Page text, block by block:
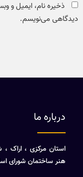
ذخیره نام، ایمیل و
دیدگاهی می‌نویسم.
درباره ما
استان مرکزی ، اراک ،
هنر ساختمان شورای